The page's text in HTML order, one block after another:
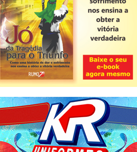
ver todas »